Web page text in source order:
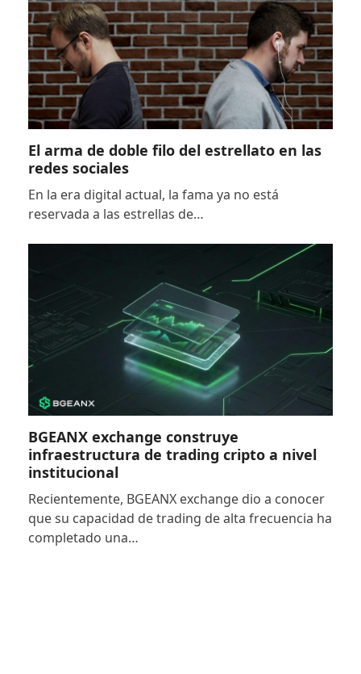
El arma de doble filo del estrellato en las
redes sociales
En la era digital actual, la fama ya no está
reservada a las estrellas de…
BGEANX exchange construye
infraestructura de trading cripto a nivel
institucional
Recientemente, BGEANX exchange dio a conocer
que su capacidad de trading de alta frecuencia ha
completado una…